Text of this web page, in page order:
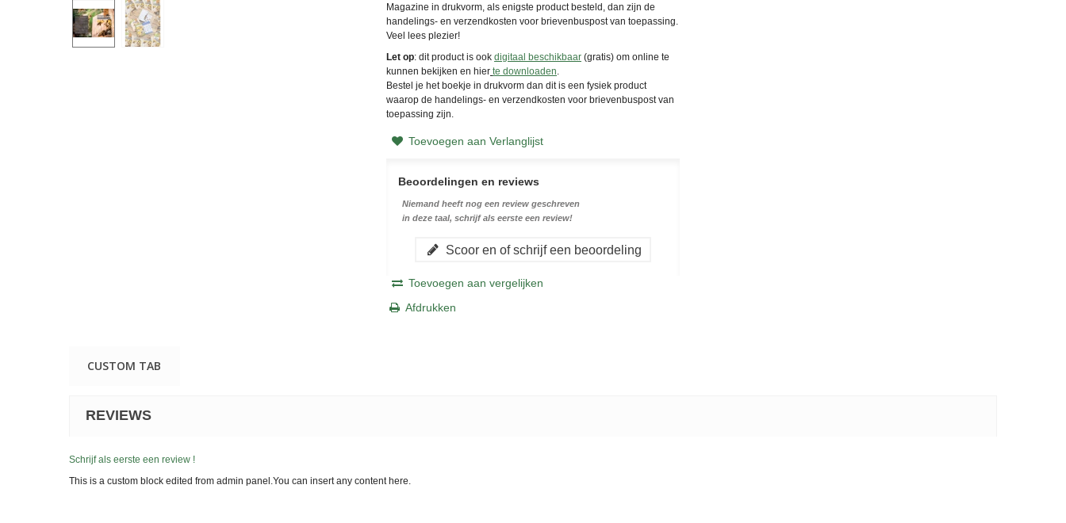
Magazine in drukvorm, als enigste product besteld, dan zijn de
handelings- en verzendkosten voor brievenbuspost van toepassing.
Veel lees plezier!
Let op: dit product is ook digitaal beschikbaar(gratis) om online te
kunnen bekijken en hier te downloaden.
Bestel je het boekje in drukvorm dan dit is een fysiek product
waarop de handelings- en verzendkosten voor brievenbuspost van
toepassing zijn.
Toevoegen aan Verlanglijst
Beoordelingen en reviews
Niemand heeft nog een review geschreven
in deze taal, schrijf als eerste een review!
Scoor en of schrijf een beoordeling
Toevoegen aan vergelijken
Afdrukken
CUSTOM TAB
REVIEWS
Schrijf als eerste een review !
This is a custom block edited from admin panel.You can insert any content here.